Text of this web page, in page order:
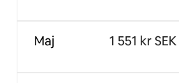
Maj 1 551 kr SEK